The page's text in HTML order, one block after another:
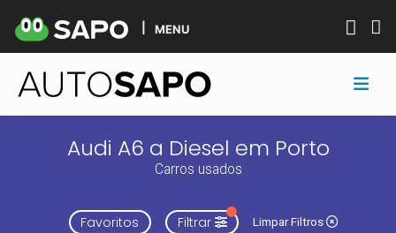
MENU
Audi A6 a Diesel em Porto
Carros usados
Favoritos Filtrar Limpar Filtros